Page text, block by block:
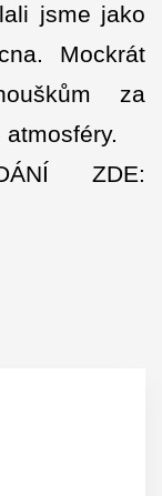
jsme jako
Mockrát
za
ZDE: